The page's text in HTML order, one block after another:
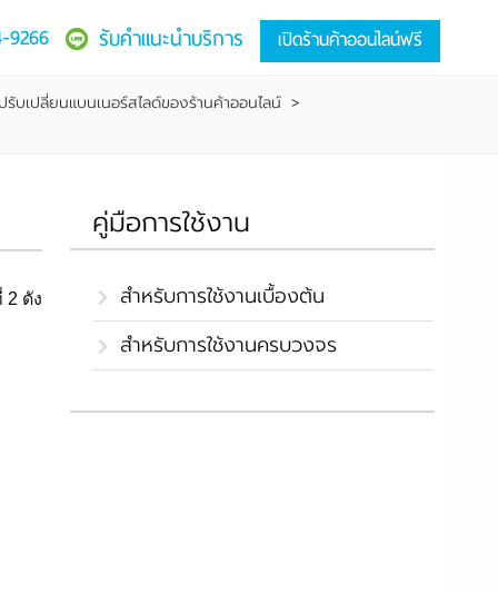
เปิดร้านค้าออนไลน์ฟรี
รับคำแนะนำบริการ
9266
รับเปลี่ยนแบนเนอร์สไลด์ของร้านค้าออนไลน์ >
ดัง
คู่มือการใช้งาน
สำหรับการใช้งานเบื้องต้น
สำหรับการใช้งานครบวงจร